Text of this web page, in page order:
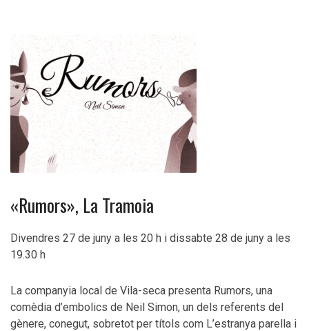
«Rumors», La Tramoia
Divendres 27 de juny a les 20 h i dissabte 28 de juny a les
19.30 h
La companyia local de Vila-seca presenta Rumors, una
comèdia d’embolics de Neil Simon, un dels referents del
gènere, conegut, sobretot per títols com L’estranya parella i